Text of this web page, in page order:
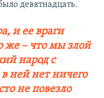
девятнадцать.
и ее враги
же – что мы злой
народ с
ней нет ничего
не повезло